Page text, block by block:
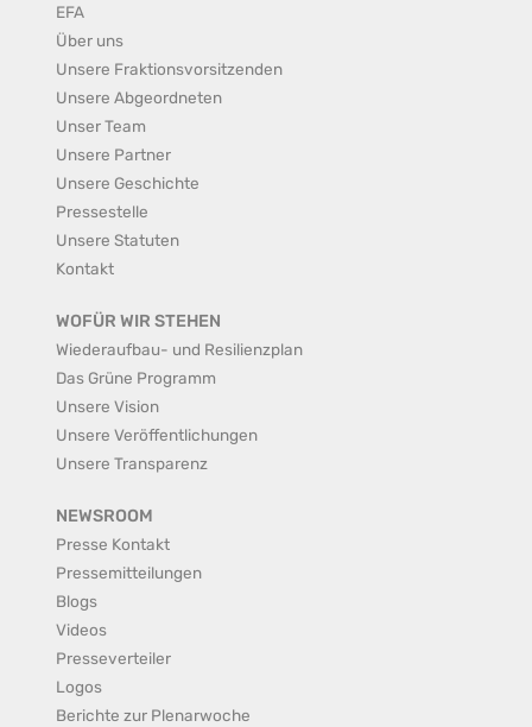
EFA
Über uns
Unsere Fraktionsvorsitzenden
Unsere Abgeordneten
Unser Team
Unsere Partner
Unsere Geschichte
Pressestelle
Unsere Statuten
Kontakt
WOFÜR WIR STEHEN
Wiederaufbau- und Resilienzplan
Das Grüne Programm
Unsere Vision
Unsere Veröffentlichungen
Unsere Transparenz
NEWSROOM
Presse Kontakt
Pressemitteilungen
Blogs
Videos
Presseverteiler
Logos
Berichte zur Plenarwoche